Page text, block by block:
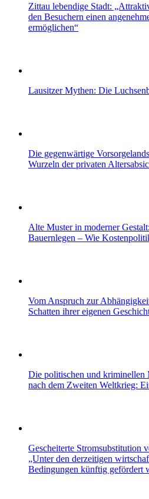
Zittau lebendige Stadt:
den Besuchern einen
ermöglichen“
Lausitzer Mythen: Die
Die gegenwärtige
Wurzeln der privaten
Alte Muster in moderner
Bauernlegen – Wie
Vom Anspruch zur
Schatten ihrer eigenen
Die politischen und kriminellen
nach dem Zweiten Weltkrieg:
Gescheiterte Stromsubstitution
„Unter den derzeitigen
Bedingungen künftig gefördert